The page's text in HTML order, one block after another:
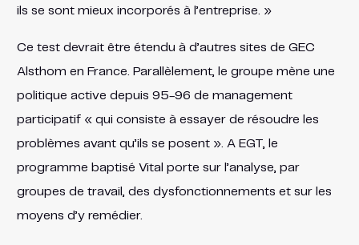
ils se sont mieux incorporés à l’entreprise. »
Ce test devrait être étendu à d’autres sites de GEC
Alsthom en France. Parallèlement, le groupe mène une
politique active depuis 95-96 de management
participatif « qui consiste à essayer de résoudre les
problèmes avant qu’ils se posent ». A EGT, le
programme baptisé Vital porte sur l’analyse, par
groupes de travail, des dysfonctionnements et sur les
moyens d’y remédier.